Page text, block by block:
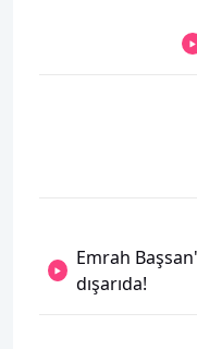
Emrah
dışarıda!